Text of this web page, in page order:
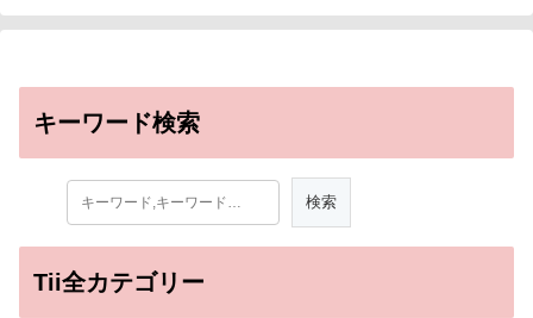
キーワード検索
Tii全カテゴリー